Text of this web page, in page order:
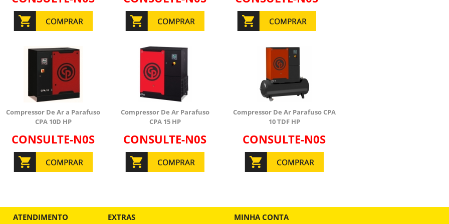
Compressor De Ar a Parafuso
CPA 10D HP
CONSULTE-N0S
Compressor De Ar Parafuso
CPA 15 HP
CONSULTE-N0S
Compressor De Ar Parafuso CPA
10 TDF HP
CONSULTE-N0S
ATENDIMENTO EXTRAS MINHA CONTA